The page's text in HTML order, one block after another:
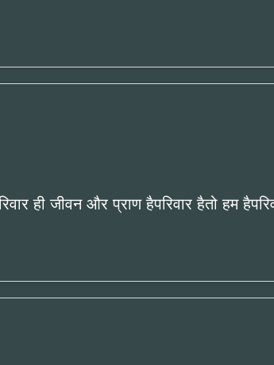
ही जीवन और प्राण हैपरिवार हैतो हम